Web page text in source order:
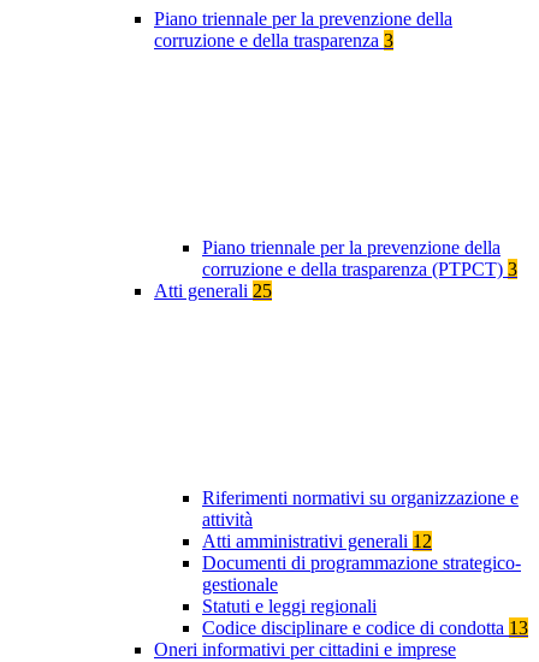
Piano triennale per la prevenzione della
corruzione e della trasparenza 3
Piano triennale per la prevenzione della
corruzione e della trasparenza (PTPCT) 3
Atti generali 25
Riferimenti normativi su organizzazione e
attività
Atti amministrativi generali 12
Documenti di programmazione strategico-
gestionale
Statuti e leggi regionali
Codice disciplinare e codice di condotta 13
Oneri informativi per cittadini e imprese